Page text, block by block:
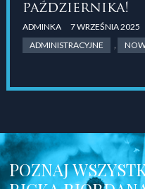
października!
ADMINKA
7 WRZEŚNIA 2025
ADMINISTRACYJNE
,
POZNAJ